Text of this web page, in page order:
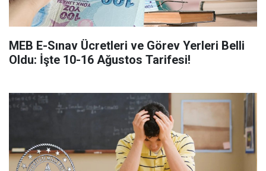
MEB E-Sınav Ücretleri ve Görev Yerleri Belli
Oldu: İşte 10-16 Ağustos Tarifesi!